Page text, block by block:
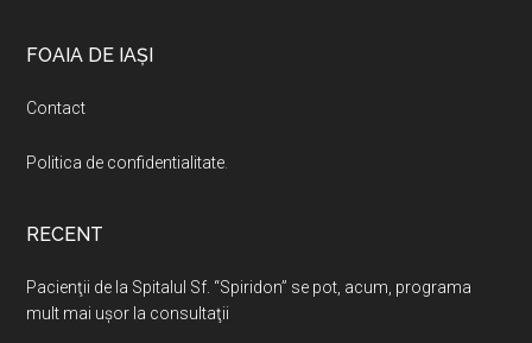
Footer
FOAIA DE IAȘI
Contact
Politica de confidentialitate
RECENT
Pacienţii de la Spitalul Sf. “Spiridon” se pot, acum, programa
mult mai uşor la consultaţii